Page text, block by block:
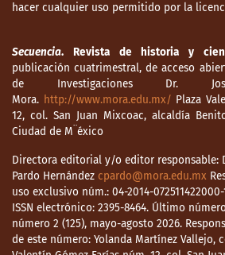
hacer cualquier uso permitido por la
Secuencia. Revista de historia y
publicación cuatrimestral, de acceso
de Investigaciones Dr.
Mora. http://www.mora.edu.mx/ Plaza
12, col. San Juan Mixcoac, alcaldía
Ciudad de M¨éxico
Directora editorial y/o editor responsable:
Pardo Hernández cpardo@mora.edu.mx
uso exclusivo núm.: 04-2014-072511422000-
ISSN electrónico: 2395-8464. Último
número 2 (125), mayo-agosto 2026.
de este número: Yolanda Martínez Vallejo,